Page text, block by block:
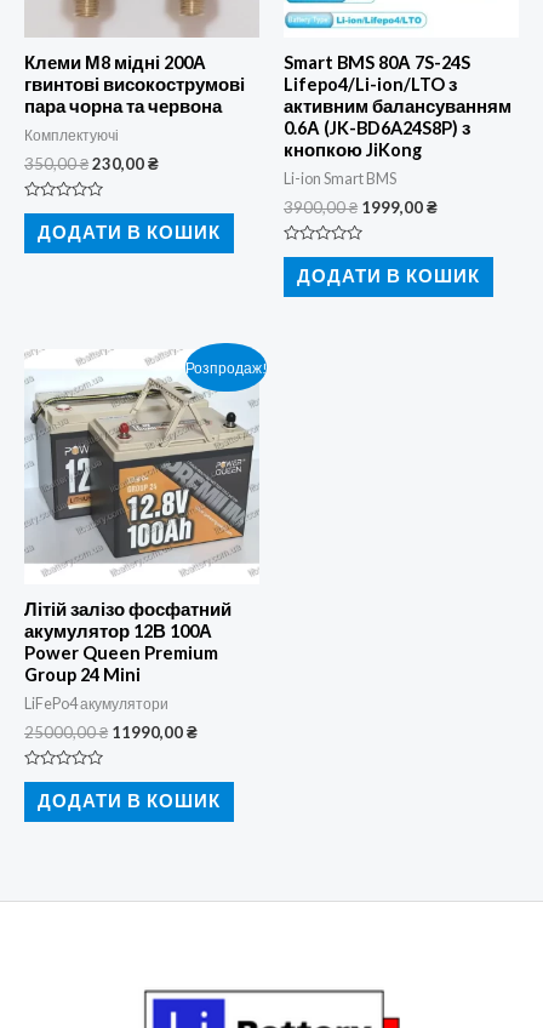
Клеми М8 мідні 200А
гвинтові високострумові
пара чорна та червона
Комплектуючі
350,00₴Оригінальна
ціна:
350,00 ₴.
230,00₴Поточна
Оцінено
з
ДОДАТИ В КОШИК
Smart BMS 80А 7S-24S
Lifepo4/Li-ion/LTO з
активним балансуванням
0.6А (JK-BD6A24S8P) з
кнопкою JiKong
Li-ion Smart BMS
3900,00₴ Оригінальна
ціна:
1999,00₴Поточна
Оцінено
з
ДОДАТИ В КОШИК
Розпродаж!
Літій залізо фосфатний
акумулятор 12В 100А
Power Queen Premium
Group 24 Mini
LiFePo4 акумулятори
25000,00₴ Оригінальна
11990,00₴Поточна
Оцінено
з
ДОДАТИ В КОШИК